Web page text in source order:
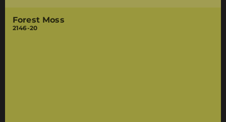
Forest Moss
2146-20